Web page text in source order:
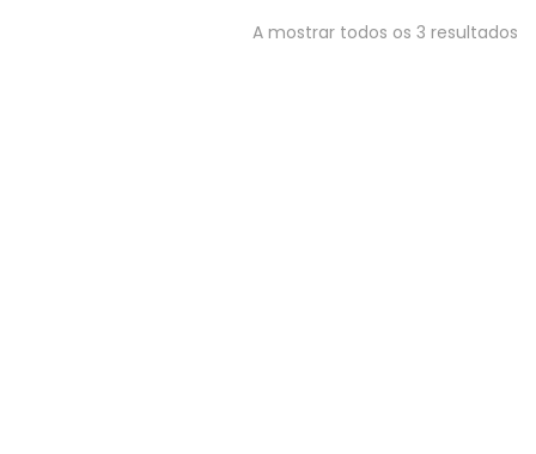
A mostrar todos os 3 resultados